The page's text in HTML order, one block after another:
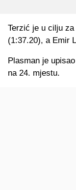
Terzić je u cilju
(1:37.20), a Emir
Plasman je
na 24. mjestu.